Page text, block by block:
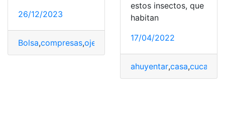
26/12/2023
Bolsa,compresas,ojeras pepino, Tratamiento
estos insectos, que
habitan
17/04/2022
ahuyentar,casa,